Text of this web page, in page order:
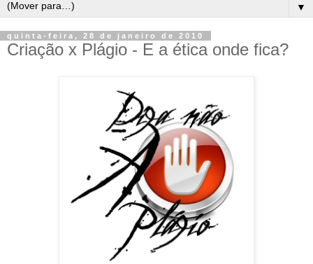
▼
quinta-feira, 28 de janeiro de 2010
Criação x Plágio - E a ética onde fica?